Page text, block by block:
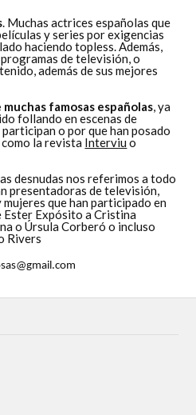
. Muchas actrices españolas que
y series por exigencias
haciendo topless. Además,
de televisión, o
además de sus mejores
famosas españolas, ya
follando en escenas de
o por que han posado
la revista Interviu o
desnudas nos referimos a todo
presentadoras de televisión,
que han participado en
Ester Expósito a Cristina
o Úrsula Corberó o incluso
Rivers